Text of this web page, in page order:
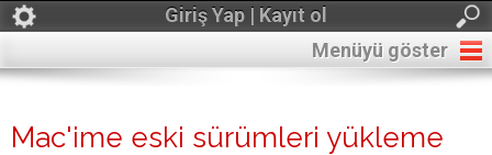
Giriş Yap | Kayıt ol
Menüyü göster
Mac'ime eski sürümleri yükleme